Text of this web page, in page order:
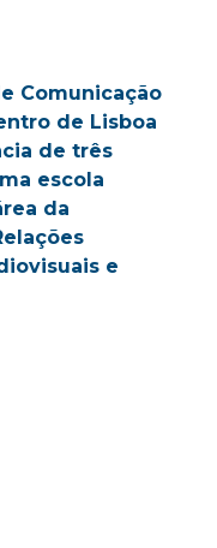
Comunicação
de Lisboa
de três
escola
da
e